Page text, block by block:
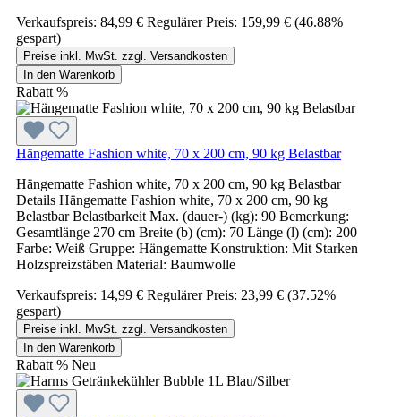
Verkaufspreis: 84,99 € Regulärer Preis: 159,99 € (46.88%
gespart)
Preise inkl. MwSt. zzgl. Versandkosten
In den Warenkorb
Rabatt %
Hängematte Fashion white, 70 x 200 cm, 90 kg Belastbar
Hängematte Fashion white, 70 x 200 cm, 90 kg Belastbar
Details Hängematte Fashion white, 70 x 200 cm, 90 kg
Belastbar Belastbarkeit Max. (dauer-) (kg): 90 Bemerkung:
Gesamtlänge 270 cm Breite (b) (cm): 70 Länge (l) (cm): 200
Farbe: Weiß Gruppe: Hängematte Konstruktion: Mit Starken
Holzspreizstäben Material: Baumwolle
Verkaufspreis: 14,99 € Regulärer Preis: 23,99 € (37.52%
gespart)
Preise inkl. MwSt. zzgl. Versandkosten
In den Warenkorb
Rabatt % Neu